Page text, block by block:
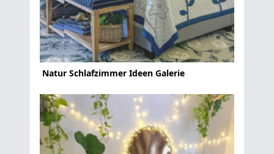
Natur Schlafzimmer Ideen Galerie